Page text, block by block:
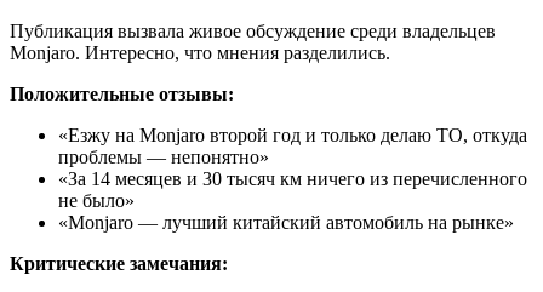
Публикация вызвала живое обсуждение среди владельцев
Monjaro. Интересно, что мнения разделились.
Положительные отзывы:
«Езжу на Monjaro второй год и только делаю ТО, откуда
проблемы — непонятно»
«За 14 месяцев и 30 тысяч км ничего из перечисленного
не было»
«Monjaro — лучший китайский автомобиль на рынке»
Критические замечания: